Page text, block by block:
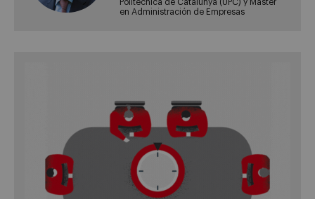
Politècnica de Catalunya (UPC) y Master
en Administración de Empresas